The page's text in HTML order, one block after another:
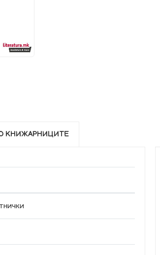
КНИЖАРНИЦИТЕ